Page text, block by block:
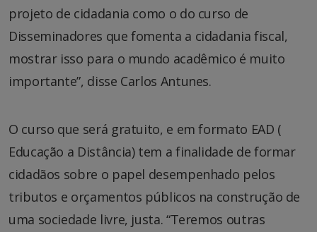
projeto de cidadania como o do curso de
Disseminadores que fomenta a cidadania fiscal,
mostrar isso para o mundo acadêmico é muito
importante”, disse Carlos Antunes.
O curso que será gratuito, e em formato EAD (
Educação a Distância) tem a finalidade de formar
cidadãos sobre o papel desempenhado pelos
tributos e orçamentos públicos na construção de
uma sociedade livre, justa. “Teremos outras